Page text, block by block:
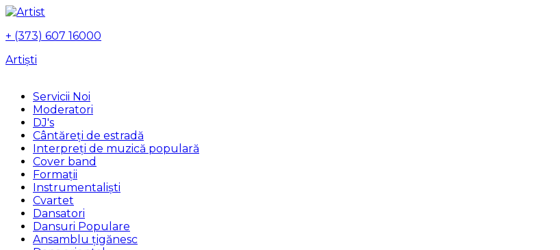
+ (373) 607 16000
Artiști
Servicii Noi
Moderatori
DJ's
Сântăreți de estradă
Interpreți de muzică populară
Сover band
Formații
Instrumentalişti
Cvartet
Dansatori
Dansuri Populare
Ansamblu țigănesc